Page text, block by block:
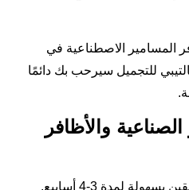
المسامير الاصطناعية في
للتجميل سيرحب بك دائمًا
والأظافر
لمدة 3-4 أسابيع.